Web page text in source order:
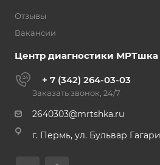
Отзывы
Вакансии
Центр диагностики
+ 7 (342) 264-03-03
Заказать звонок, 24/7
2640303@mrtshka.ru
г. Пермь, ул. Бульвар